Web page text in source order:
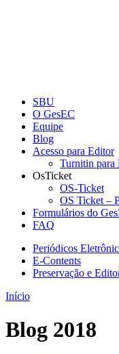
SBU
O GesEC
Equipe
Blog
Acesso para Editor
Turnitin para
OsTicket
OS-Ticket
OS Ticket –
Formulários do
FAQ
Periódicos
E-Contents
Preservação e
Início
Blog 2018